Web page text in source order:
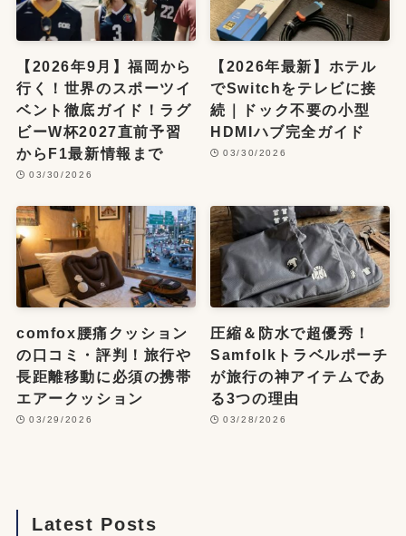
【2026年9月】福岡から
行く！世界のスポーツイ
ベント徹底ガイド！ラグ
ビーW杯2027直前予習
からF1最新情報まで
03/30/2026
【2026年最新】ホテル
でSwitchをテレビに接
続｜ドック不要の小型
HDMIハブ完全ガイド
03/30/2026
comfox腰痛クッション
の口コミ・評判！旅行や
長距離移動に必須の携帯
エアークッション
03/29/2026
圧縮＆防水で超優秀！
Samfolkトラベルポーチ
が旅行の神アイテムであ
る3つの理由
03/28/2026
Latest Posts